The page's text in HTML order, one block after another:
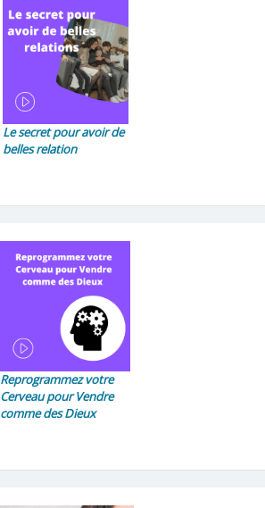
Le secret pour avoir de
belles relation
Reprogrammez votre
Cerveau pour Vendre
comme des Dieux